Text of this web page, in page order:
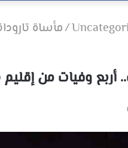
/مأساة
أربع وفيات من